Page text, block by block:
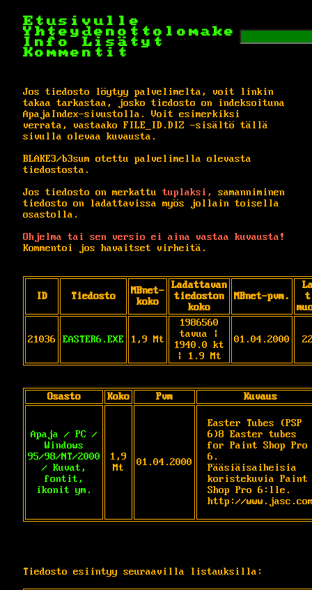
Etusivulle
Yhteydenottolomake
Info
Lisätyt
Kommentit
Jos tiedosto löytyy palvelimelta, voit linkin
takaa tarkastaa, josko tiedosto on indeksoituna
ApajaIndex-sivustolla. Voit esimerkiksi
verrata, vastaako FILE_ID.DIZ -sisältö tällä
sivulla olevaa kuvausta.
BLAKE3/b3sum otettu palvelimella olevasta
tiedostosta.
Jos tiedosto on merkattu tuplaksi,
samanniminen
tiedosto on ladattavissa myös jollain toisella
osastolla.
Ohjelma tai sen versio ei aina vastaa kuvausta!
Kommentoi jos havaitset virheitä.
ID Tiedosto
MBnet-
koko
Ladattavan
tiedoston
koko
MBnet-pvm.
21036 EASTER6.EXE 1,9 Mt
1986560
tavua |
1940.0 kt
| 1.9 Mt
01.04.2000
Osasto Koko Pvm Kuvaus
Apaja / PC /
Windows
95/98/NT/2000
/ Kuvat,
fontit,
ikonit ym.
1,9
Mt
01.04.2000
Easter Tubes (PSP
6)8 Easter tubes
for Paint Shop Pro
6.
Pääsiäisaiheisia
koristekuvia Paint
Shop Pro 6:lle.
Tiedosto esiintyy seuraavilla listauksilla: